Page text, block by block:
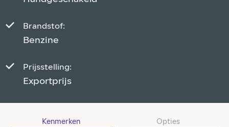
Brandstof:
Benzine
Prijsstelling:
Exportprijs
Kenmerken Opties